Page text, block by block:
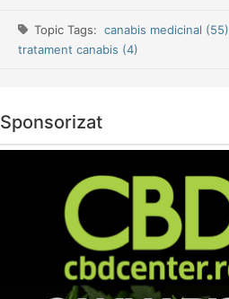
Topic Tags: canabis medicinal (55)
tratament canabis (4)
Sponsorizat